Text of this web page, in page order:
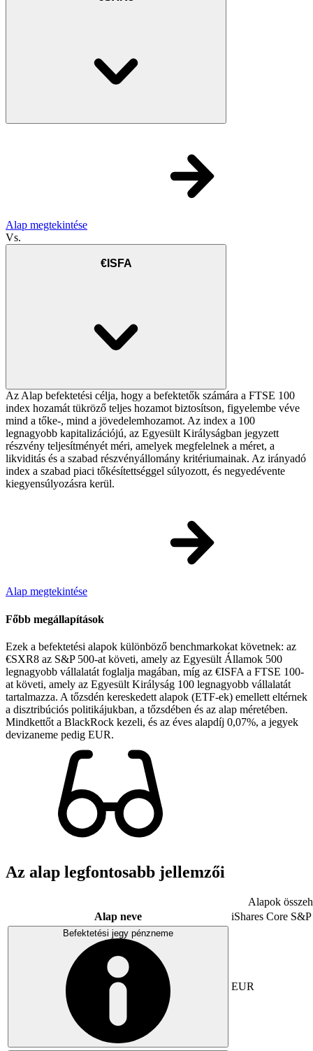
Alap megtekintése
Vs.
€ISFA
Az Alap befektetési célja, hogy a befektetők számára a FTSE 100
index hozamát tükröző teljes hozamot biztosítson, figyelembe véve
mind a tőke-, mind a jövedelemhozamot. Az index a 100
legnagyobb kapitalizációjú, az Egyesült Királyságban jegyzett
részvény teljesítményét méri, amelyek megfelelnek a méret, a
likviditás és a szabad részvényállomány kritériumainak. Az irányadó
index a szabad piaci tőkésítettséggel súlyozott, és negyedévente
kiegyensúlyozásra kerül.
Alap megtekintése
Főbb megállapítások
Ezek a befektetési alapok különböző benchmarkokat követnek: az
€SXR8 az S&P 500-at követi, amely az Egyesült Államok 500
legnagyobb vállalatát foglalja magában, míg az €ISFA a FTSE 100-
at követi, amely az Egyesült Királyság 100 legnagyobb vállalatát
tartalmazza. A tőzsdén kereskedett alapok (ETF-ek) emellett eltérnek
a disztribúciós politikájukban, a tőzsdében és az alap méretében.
Mindkettőt a BlackRock kezeli, és az éves alapdíj 0,07%, a jegyek
devizaneme pedig EUR.
Az alap legfontosabb jellemzői
Alapok
Alap neve
iShares Core
Befektetési jegy pénzneme
EUR